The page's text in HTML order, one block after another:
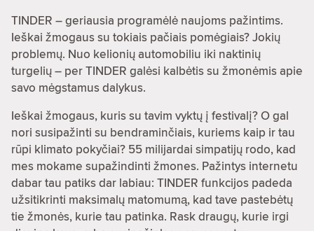
TINDER – geriausia programėlė naujoms pažintims.
Ieškai žmogaus su tokiais pačiais pomėgiais? Jokių
problemų. Nuo kelionių automobiliu iki naktinių
turgelių – per TINDER galėsi kalbėtis su žmonėmis apie
savo mėgstamus dalykus.
Ieškai žmogaus, kuris su tavim vyktų į festivalį? O gal
nori susipažinti su bendraminčiais, kuriems kaip ir tau
rūpi klimato pokyčiai? 55 milijardai simpatijų rodo, kad
mes mokame supažindinti žmones. Pažintys internetu
dabar tau patiks dar labiau: TINDER funkcijos padeda
užsitikrinti maksimalų matomumą, kad tave pastebėtų
tie žmonės, kurie tau patinka. Rask draugų, kurie irgi